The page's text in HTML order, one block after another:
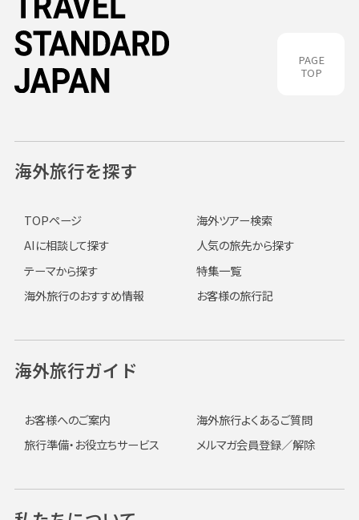
PAGE
TOP
海外旅行を探す
TOPページ
海外ツアー検索
AIに相談して探す
人気の旅先から探す
テーマから探す
特集一覧
海外旅行のおすすめ情報
お客様の旅行記
海外旅行ガイド
お客様へのご案内
海外旅行よくあるご質問
旅行準備・お役立ちサービス
メルマガ会員登録／解除